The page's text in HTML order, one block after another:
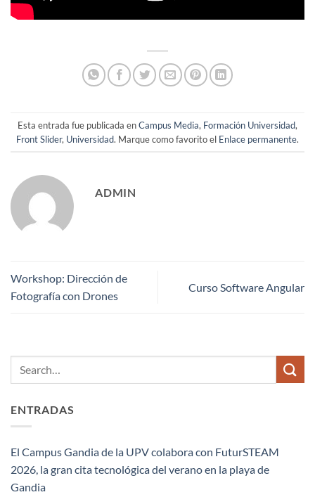
Esta entrada fue publicada enCampus Media, Formación Universidad,
Front Slider, Universidad. Marque como favorito el Enlace permanente.
ADMIN
Workshop: Dirección de
Fotografía con Drones
Curso Software Angular
ENTRADAS
El Campus Gandia de la UPV colabora con FuturSTEAM
2026, la gran cita tecnológica del verano en la playa de
Gandia